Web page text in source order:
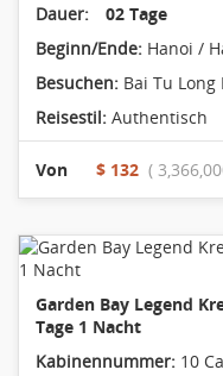
Dauer:
02 Tage
Beginn/Ende: Hanoi /
Besuchen: Bai Tu Long
Reisestil: Authentisch
Von $ 132 (
Garden Bay Legend
Tage 1 Nacht
Kabinennummer: 10